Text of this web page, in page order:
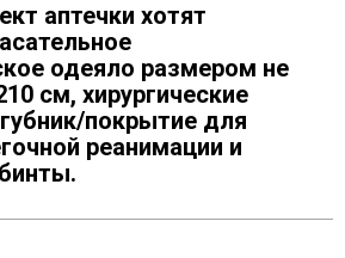
аптечки хотят
одеяло размером не
см, хирургические
покрытие для
реанимации и